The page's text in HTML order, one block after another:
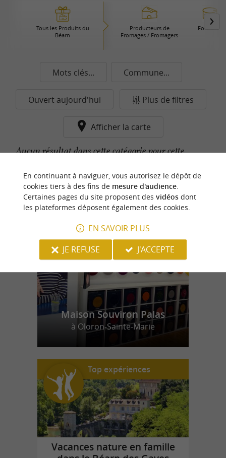
Tous les Produits du
Béarn
Producteurs de
Fromages / Fromagers
Foie Gras
Mots clés... Commune...
Ouvert aujourd'hui Plus de filtres
Afficher la carte
Aucun résultat dans cette catégorie pour cette
n
o
t
r
e
c
o
u
p
d
e
c
o
e
u
r
Maison Souviron Palas
à Oloron-Sainte-Marie
Top expériences
Vacances nature en famille
En continuant à naviguer, vous autorisez le dépôt de
cookies tiers à des fins de mesure d'audience.
Certaines pages du site proposent des vidéosdont
les plateformes déposent également des cookies.
EN SAVOIR PLUS
JE REFUSE
J'ACCEPTE